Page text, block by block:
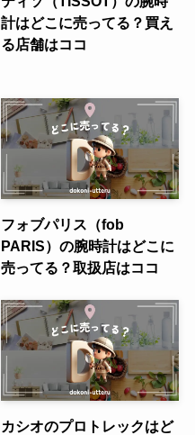
計はどこに売ってる？買え
る店舗はココ
フォブパリス（fob
PARIS）の腕時計はどこに
売ってる？取扱店はココ
カシオのプロトレックはど